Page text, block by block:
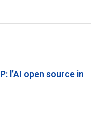
l’AI open source in